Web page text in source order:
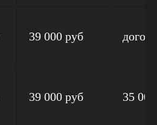
39 000 руб
39 000 руб 35